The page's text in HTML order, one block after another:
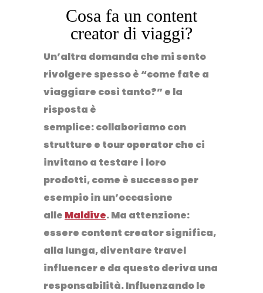
Cosa fa un content
creator di viaggi?
Un’altra domanda che mi sento
rivolgere spesso è “come fate a
viaggiare così tanto?” e la
risposta è
semplice:collaboriamo con
strutture e tour operator che ci
invitano a testare i loro
prodotti,come è successo per
esempio in un’occasione
alle Maldive. Ma attenzione:
essere content creator significa,
alla lunga, diventare travel
influencere da questo deriva una
responsabilità. Influenzando le